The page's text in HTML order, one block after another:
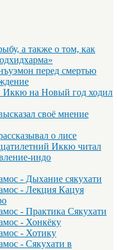
а также о том, как
перед смертью
Иккю на Новый год ходил
своё мнение
о лисе
Иккю читал
индо
- Дыхание сякухати
- Лекция Кацуя
- Практика Сякухати
- Хонкёку
- Хотику
- Сякухати в